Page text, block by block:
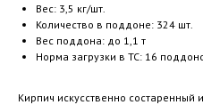
Вес: 3,5 кг/шт.
Количество в поддоне: 324 шт.
Вес поддона: до 1,1 т
Норма загрузки в ТС: 16
Кирпич искусственно состаренный